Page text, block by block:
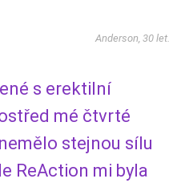
Anderson, 30 let.
s erektilní
mé čtvrté
stejnou sílu
ReAction mi byla